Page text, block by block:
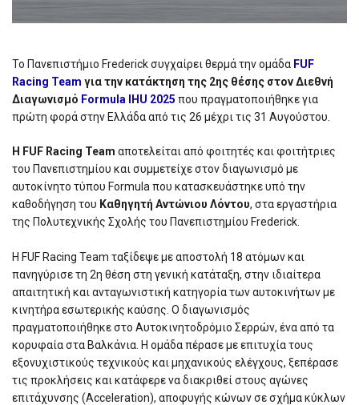
Το Πανεπιστήμιο Frederick συγχαίρει θερμά την ομάδα FUF
Racing Team για την κατάκτηση της 2ης θέσης στον Διεθνή
Διαγωνισμό Formula IHU 2025 που πραγματοποιήθηκε για
πρώτη φορά στην Ελλάδα από τις 26 μέχρι τις 31 Αυγούστου.
Η FUF Racing Team αποτελείται από φοιτητές και φοιτήτριες
του Πανεπιστημίου και συμμετείχε στον διαγωνισμό με
αυτοκίνητο τύπου Formula που κατασκευάστηκε υπό την
καθοδήγηση του Καθηγητή Αντώνιου Λόντου, στα εργαστήρια
της Πολυτεχνικής Σχολής του Πανεπιστημίου Frederick.
Η FUF Racing Team ταξίδεψε με αποστολή 18 ατόμων και
πανηγύρισε τη 2η θέση στη γενική κατάταξη, στην ιδιαίτερα
απαιτητική και ανταγωνιστική κατηγορία των αυτοκινήτων με
κινητήρα εσωτερικής καύσης. Ο διαγωνισμός
πραγματοποιήθηκε στο Aυτοκινητοδρόμιο Σερρών, ένα από τα
κορυφαία στα Βαλκάνια. Η ομάδα πέρασε με επιτυχία τους
εξονυχιστικούς τεχνικούς και μηχανικούς ελέγχους, ξεπέρασε
τις προκλήσεις και κατάφερε να διακριθεί στους αγώνες
επιτάχυνσης (Acceleration), αποφυγής κώνων σε σχήμα κύκλων